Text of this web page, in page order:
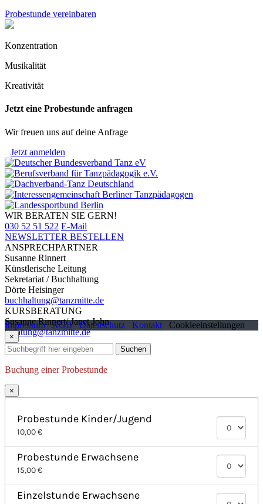
Probestunde vereinbaren
Konzentration
Musikalität
Kreativität
Jetzt eine Probestunde anfragen
Wir freuen uns auf deine Anfrage
Jetzt anmelden
WIR BERATEN SIE GERN!
030 52 51 522 E-Mail
NEWSLETTER BESTELLEN
ANSPRECHPARTNER
Susanne Rinnert
Künstlerische Leitung
Sekretariat / Buchhaltung
Dörte Heisinger
buchhaltung@tanzmitte.de
KURSBERATUNG
Susanne Rinnert/ Janet John
beratung@tanzmitte.de
Impressum AGB Datenschutz Kontakt Cookieeinstellungen
×
Suchen
Buchung einer Probestunde
×